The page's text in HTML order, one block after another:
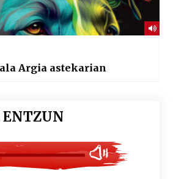
Argia astekarian
ENTZUN